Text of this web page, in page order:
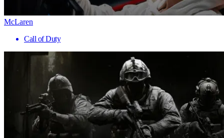
McLaren
Call of Duty